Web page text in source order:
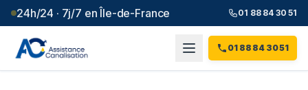
24h/24 · 7j/7 en Île-de-France 01 88 84 30 51
01 88 84 30 51